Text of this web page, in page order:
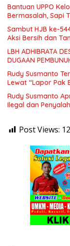
Bantuan UPPO
Bermasalah, Sapi
Sambut HJB ke-
Aksi Bersih dan
LBH ADHIBRATA
DUGAAN
Rudy Susmanto
Lewat “Lapor Pak
Rudy Susmanto
Ilegal dan
Post Views: